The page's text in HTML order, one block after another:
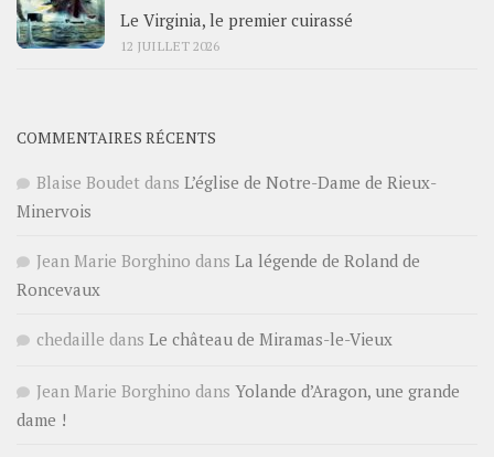
Le Virginia, le premier cuirassé
12 JUILLET 2026
COMMENTAIRES RÉCENTS
Blaise Boudet dans L’église de Notre-Dame de Rieux-
Minervois
Jean Marie Borghino dans La légende de Roland de
Roncevaux
chedaille dans Le château de Miramas-le-Vieux
Jean Marie Borghino dans Yolande d’Aragon, une grande
dame !